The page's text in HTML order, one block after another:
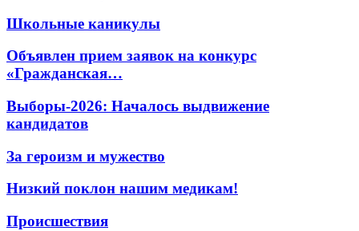
Школьные каникулы
Объявлен прием заявок на конкурс
«Гражданская…
Выборы-2026: Началось выдвижение
кандидатов
За героизм и мужество
Низкий поклон нашим медикам!
Происшествия